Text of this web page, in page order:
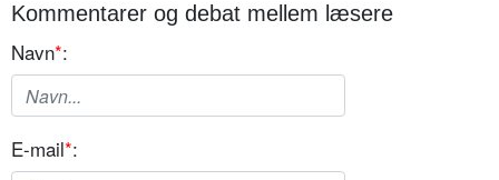
Kommentarer og debat mellem læsere
Navn*:
E-mail*: